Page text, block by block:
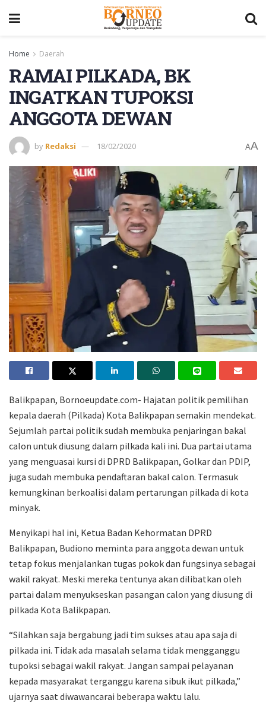
Home Daerah
RAMAI PILKADA, BK
INGATKAN TUPOKSI
ANGGOTA DEWAN
by Redaksi 18/02/2020 AA
Balikpapan, Bornoeupdate.com- Hajatan politik pemilihan
kepala daerah (Pilkada) Kota Balikpapan semakin mendekat.
Sejumlah partai politik sudah membuka penjaringan bakal
calon untuk diusung dalam pilkada kali ini. Dua partai utama
yang menguasai kursi di DPRD Balikpapan, Golkar dan PDIP,
juga sudah membuka pendaftaran bakal calon. Termasuk
kemungkinan berkoalisi dalam pertarungan pilkada di kota
minyak.
Menyikapi hal ini, Ketua Badan Kehormatan DPRD
Balikpapan, Budiono meminta para anggota dewan untuk
tetap fokus menjalankan tugas pokok dan fungsinya sebagai
wakil rakyat. Meski mereka tentunya akan dilibatkan oleh
partai dalam menyukseskan pasangan calon yang diusung di
pilkada Kota Balikpapan.
“Silahkan saja bergabung jadi tim sukses atau apa saja di
pilkada ini. Tidak ada masalah selama tidak mengganggu
tupoksi sebagai wakil rakyat. Jangan sampai pelayanan
kepada masyarakat terganggu karena sibuk ikut pilkada,”
ujarnya saat diwawancarai beberapa waktu lalu.